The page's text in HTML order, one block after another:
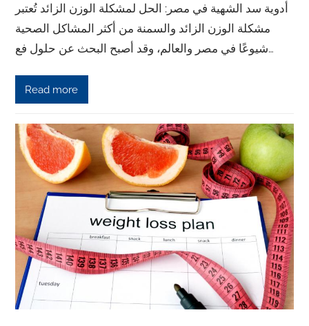
أدوية سد الشهية في مصر: الحل لمشكلة الوزن الزائد تُعتبر
مشكلة الوزن الزائد والسمنة من أكثر المشاكل الصحية
شيوعًا في مصر والعالم، وقد أصبح البحث عن حلول فع…
Read more